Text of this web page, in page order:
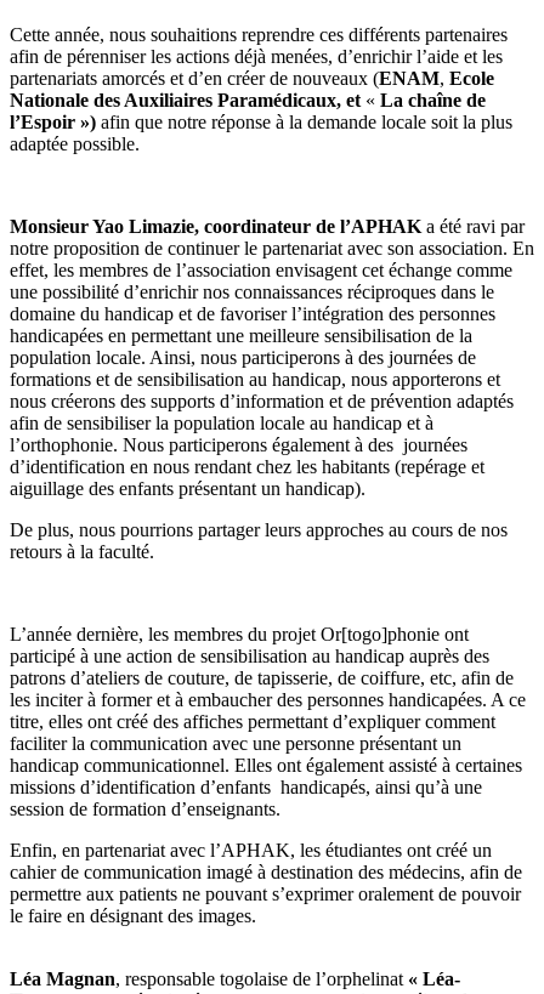
Cette année, nous souhaitions reprendre ces différents partenaires
afin de pérenniser les actions déjà menées, d’enrichir l’aide et les
partenariats amorcés et d’en créer de nouveaux (ENAM, Ecole
Nationale des Auxiliaires Paramédicaux, et« La chaîne de
l’Espoir ») afin que notre réponse à la demande locale soit la plus
adaptée possible.
Monsieur Yao Limazie, coordinateur de l’APHAKa été ravi par
notre proposition de continuer le partenariat avec son association. En
effet, les membres de l’association envisagent cet échange comme
une possibilité d’enrichir nos connaissances réciproques dans le
domaine du handicap et de favoriser l’intégration des personnes
handicapées en permettant une meilleure sensibilisation de la
population locale. Ainsi, nous participerons à des journées de
formations et de sensibilisation au handicap, nous apporterons et
nous créerons des supports d’information et de prévention adaptés
afin de sensibiliser la population locale au handicap et à
l’orthophonie. Nous participerons également à des journées
d’identification en nous rendant chez les habitants (repérage et
aiguillage des enfants présentant un handicap).
De plus, nous pourrions partager leurs approches au cours de nos
retours à la faculté.
L’année dernière, les membres du projet Or[togo]phonie ont
participé à une action de sensibilisation au handicap auprès des
patrons d’ateliers de couture, de tapisserie, de coiffure, etc, afin de
les inciter à former et à embaucher des personnes handicapées. A ce
titre, elles ont créé des affiches permettant d’expliquer comment
faciliter la communication avec une personne présentant un
handicap communicationnel. Elles ont également assisté à certaines
missions d’identification d’enfants handicapés, ainsi qu’à une
session de formation d’enseignants.
Enfin, en partenariat avec l’APHAK, les étudiantes ont créé un
cahier de communication imagé à destination des médecins, afin de
permettre aux patients ne pouvant s’exprimer oralement de pouvoir
le faire en désignant des images.
Léa Magnan, responsable togolaise de l’orphelinat « Léa-